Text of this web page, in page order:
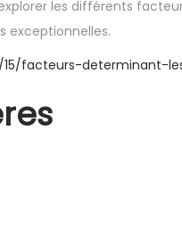
les différents
exceptionnelles.
facteurs-determinant-